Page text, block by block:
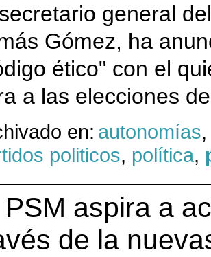
general
Gómez, ha
ético" con el
a las elecciones
en: autonomías
politicos, política,
PSM aspira a
de la